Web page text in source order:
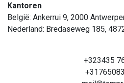
Kantoren
België: Ankerrui 9, 2000
Nederland: Bredaseweg 185,
+323435